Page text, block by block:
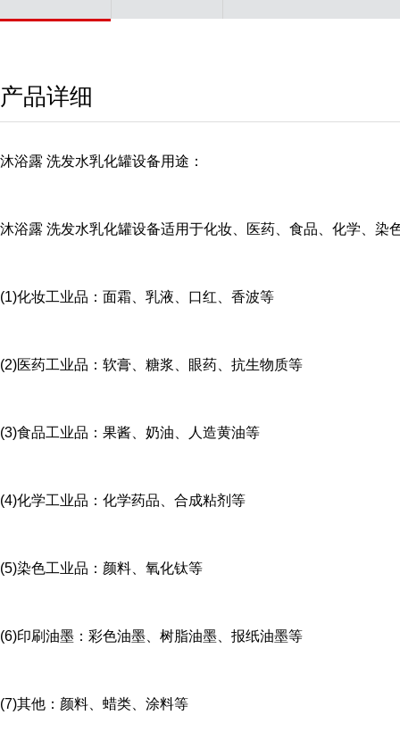
产品详细
沐浴露 洗发水乳化罐设备用途：
沐浴露 洗发水乳化罐设备适用于化妆、医药、食品、化学、
(1)化妆工业品：面霜、乳液、口红、香波等
(2)医药工业品：软膏、糖浆、眼药、抗生物质等
(3)食品工业品：果酱、奶油、人造黄油等
(4)化学工业品：化学药品、合成粘剂等
(5)染色工业品：颜料、氧化钛等
(6)印刷油墨：彩色油墨、树脂油墨、报纸油墨等
(7)其他：颜料、蜡类、涂料等